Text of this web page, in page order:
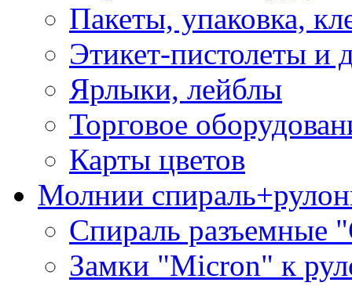
Пакеты, упаковка,
Этикет-пистолеты и
Ярлыки, лейблы
Торговое
Карты цветов
Молнии
Спираль разъемные
Замки "Micron" к